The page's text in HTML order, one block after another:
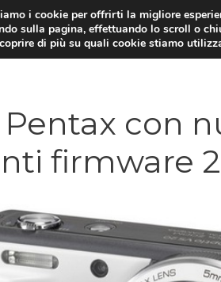
TUTORIAL
con
firmware
i cookie per offrirti la migliore
sulla pagina, effettuando lo scroll o
di più su quali cookie stiamo